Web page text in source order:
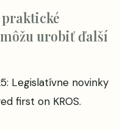
praktické
urobiť ďalší
Legislatívne novinky
first on KROS.